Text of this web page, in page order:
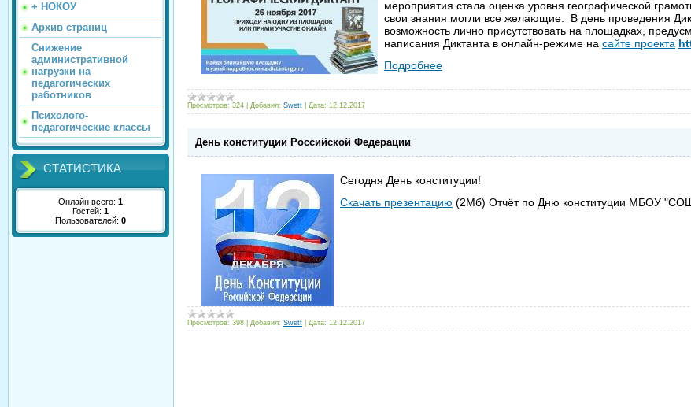
+ НОКОУ
Архив страниц
Снижение
административной
нагрузки на
педагогических
работников
Психолого-
педагогические классы
СТАТИСТИКА
Онлайн всего: 1
Гостей: 1
Пользователей: 0
мероприятия стала оценка уровня географической
свои знания могли все желающие. В день проведения
возможность лично присутствовать на площадках,
написания Диктанта в онлайн-режиме на сайте проекта
Подробнее
Просмотров: 324 Добавил: Swett Дата: 12.12.2017
День конституции Российской Федерации
Сегодня День конституции!
Скачать презентацию (2Мб) Отчёт по Дню конституции МБОУ
Просмотров: 398 Добавил: Swett Дата: 12.12.2017